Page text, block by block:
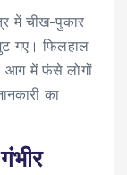
में चीख-पुकार
गए। फिलहाल
आग में फंसे लोगों
का